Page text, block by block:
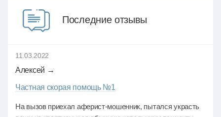
Последние отзывы
11.03.2022
Алексей →
Частная скорая помощь №1
На вызов приехал аферист-мошенник, пытался украсть